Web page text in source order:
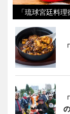
「琉球宮廷料理